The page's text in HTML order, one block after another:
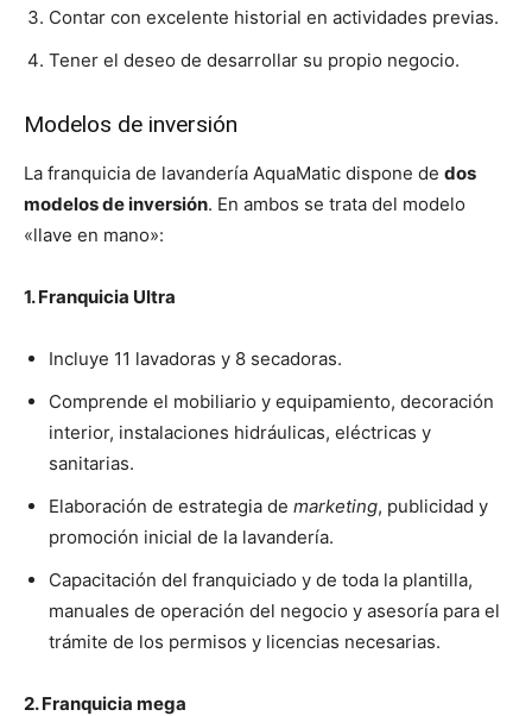
Contar con excelente historial en actividades previas.
Tener el deseo de desarrollar su propio negocio.
Modelos de inversión
La franquicia de lavandería AquaMatic dispone de dos
modelos de inversión. En ambos se trata del modelo
«llave en mano»:
1. Franquicia Ultra
Incluye 11 lavadoras y 8 secadoras.
Comprende el mobiliario y equipamiento, decoración
interior, instalaciones hidráulicas, eléctricas y
sanitarias.
Elaboración de estrategia de marketing, publicidad y
promoción inicial de la lavandería.
Capacitación del franquiciado y de toda la plantilla,
manuales de operación del negocio y asesoría para el
trámite de los permisos y licencias necesarias.
2. Franquicia mega